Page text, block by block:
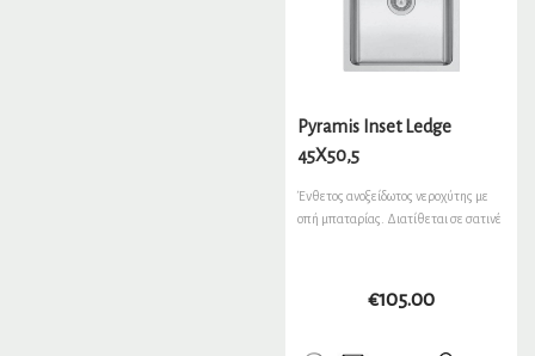
Pyramis Inset Ledge
45X50,5
Ένθετος ανοξείδωτος νεροχύτης με
οπή μπαταρίας. Διατίθεται σε σατινέ
€105.00